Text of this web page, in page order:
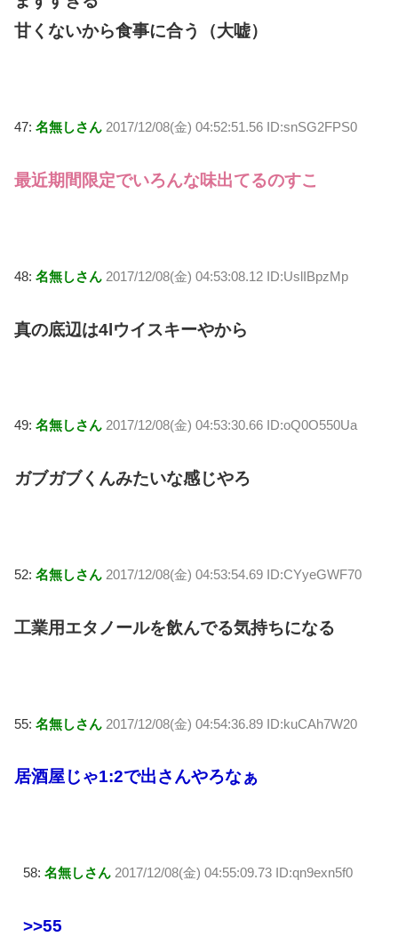
甘くないから食事に合う（大嘘）
47: 名無しさん 2017/12/08(金) 04:52:51.56 ID:snSG2FPS0
最近期間限定でいろんな味出てるのすこ
48: 名無しさん 2017/12/08(金) 04:53:08.12 ID:UslIBpzMp
真の底辺は4lウイスキーやから
49: 名無しさん 2017/12/08(金) 04:53:30.66 ID:oQ0O550Ua
ガブガブくんみたいな感じやろ
52: 名無しさん 2017/12/08(金) 04:53:54.69 ID:CYyeGWF70
工業用エタノールを飲んでる気持ちになる
55: 名無しさん 2017/12/08(金) 04:54:36.89 ID:kuCAh7W20
居酒屋じゃ1:2で出さんやろなぁ
58: 名無しさん 2017/12/08(金) 04:55:09.73 ID:qn9exn5f0
>>55